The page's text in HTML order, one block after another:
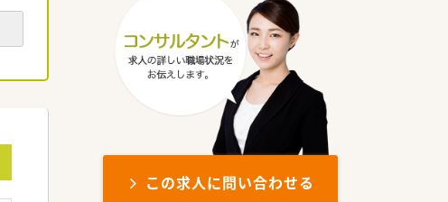
この求人に問い合わせる